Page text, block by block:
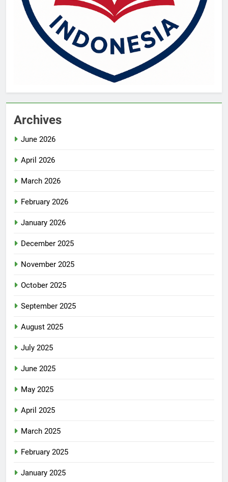
Archives
June 2026
April 2026
March 2026
February 2026
January 2026
December 2025
November 2025
October 2025
September 2025
August 2025
July 2025
June 2025
May 2025
April 2025
March 2025
February 2025
January 2025